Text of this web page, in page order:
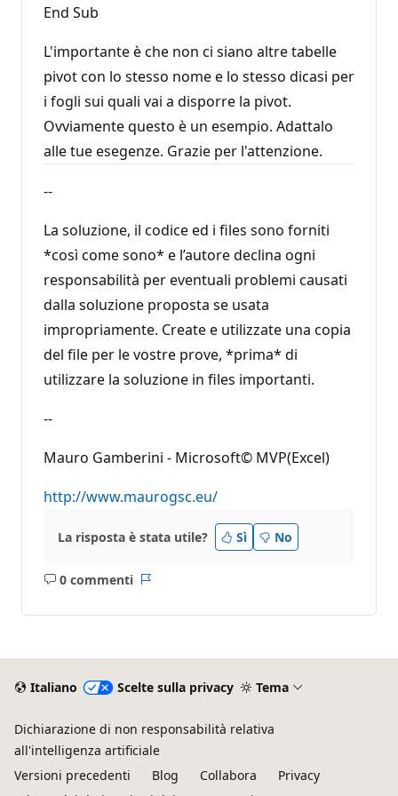
End Sub
L'importante è che non ci siano altre tabelle
pivot con lo stesso nome e lo stesso dicasi per
i fogli sui quali vai a disporre la pivot.
Ovviamente questo è un esempio. Adattalo
alle tue esegenze. Grazie per l'attenzione.
--
La soluzione, il codice ed i files sono forniti
*così come sono* e l’autore declina ogni
responsabilità per eventuali problemi causati
dalla soluzione proposta se usata
impropriamente. Create e utilizzate una copia
del file per le vostre prove, *prima* di
utilizzare la soluzione in files importanti.
--
Mauro Gamberini - Microsoft© MVP(Excel)
http://www.maurogsc.eu/
La risposta è stata utile? Sì No
0 commenti
Nessun
Italiano Scelte sulla privacy Tema
Dichiarazione di non responsabilità relativa
all'intelligenza artificiale
Versioni precedenti
Blog Collabora
Privacy